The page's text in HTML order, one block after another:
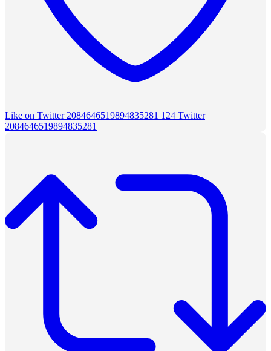
Like on Twitter 2084646519894835281 124 Twitter
2084646519894835281